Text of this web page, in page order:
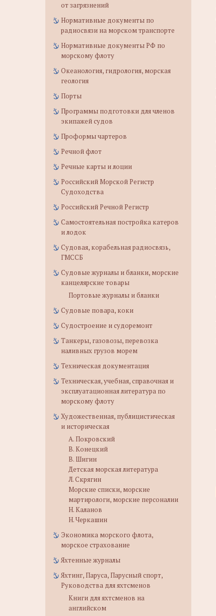
от загрязнений
Нормативные документы по
радиосвязи на морском транспорте
Нормативные документы РФ по
морскому флоту
Океанология, гидрология, морская
геология
Порты
Программы подготовки для членов
экипажей судов
Проформы чартеров
Речной флот
Речные карты и лоции
Российский Морской Регистр
Судоходства
Российский Речной Регистр
Самостоятельная постройка катеров
и лодок
Судовая, корабельная радиосвязь,
ГМССБ
Судовые журналы и бланки, морские
канцелярские товары
Портовые журналы и бланки
Судовые повара, коки
Судостроение и судоремонт
Танкеры, газовозы, перевозка
наливных грузов морем
Техническая документация
Техническая, учебная, справочная и
эксплуатационная литература по
морскому флоту
Художественная, публицистическая
и историческая
А. Покровский
В. Конецкий
В. Шигин
Детская морская литература
Л. Скрягин
Морские списки, морские
мартирологи, морские персоналии
Н. Каланов
Н. Черкашин
Экономика морского флота,
морское страхование
Яхтенные журналы
Яхтинг, Паруса, Парусный спорт,
Руководства для яхтсменов
Книги для яхтсменов на
английском